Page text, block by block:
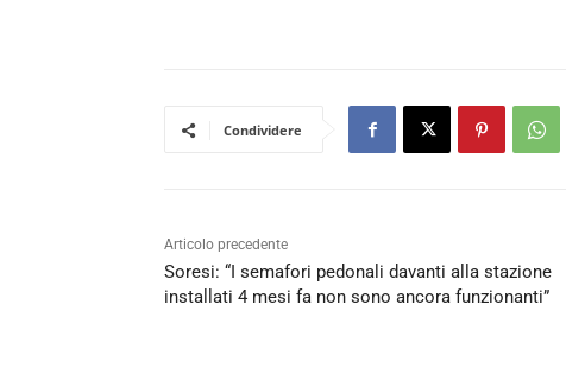
Condividere
Articolo precedente
Soresi: “I semafori pedonali davanti alla stazione
installati 4 mesi fa non sono ancora funzionanti”